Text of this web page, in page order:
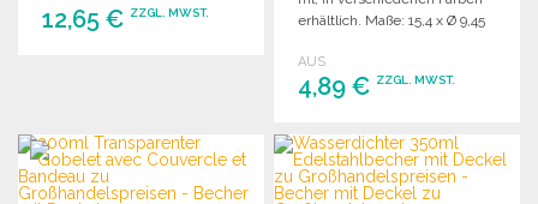
12,65 € ZZGL. MWST.
erhältlich. Maße: 15,4 x Ø 9,45
AUS
4,89 € ZZGL. MWST.
BESTELLEN
Angebot anfordern